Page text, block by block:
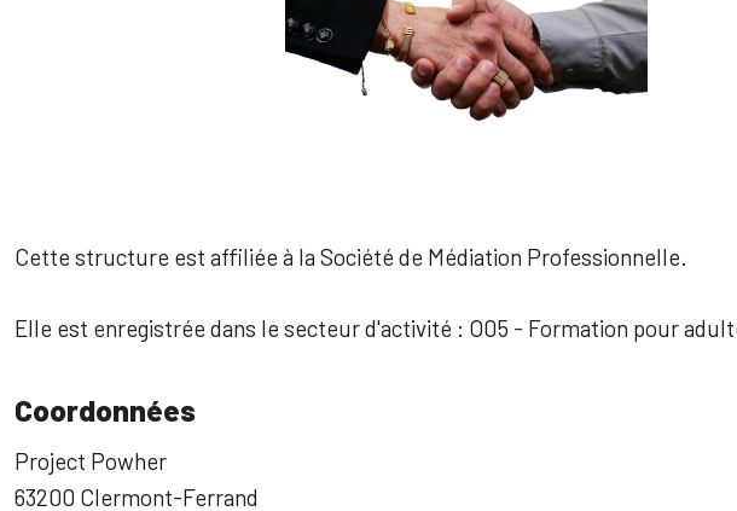
Cette structure est affiliée à la Société de Médiation Professionnelle.
Elle est enregistrée dans le secteur d'activité : O05 - Formation pour
Coordonnées
Project Powher
63200 Clermont-Ferrand